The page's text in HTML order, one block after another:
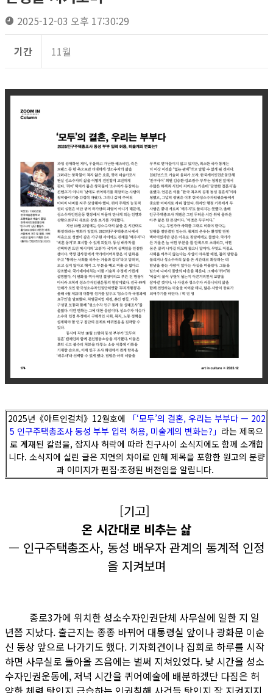
2025-12-03 오후 17:30:29
기간 11월
2025년《아트인컬처》12월호에
「‘모두’의 결혼, 우리는 부부다 — 202
5 인구주택총조사 동성 부부 입력 허용, 미술계의 변화는?」 라는 제목으
로 게재된 칼럼을, 잡지사 허락에 따라 친구사이 소식지에도 함께 소개합
니다. 소식지에 실린 글은 지면의 차이로 인해 제목을 포함한 원고의 분량
과 이미지가 편집·조정된 버전임을 알립니다.
[기고]
온 시간대로 비추는 삶
— 인구주택총조사, 동성 배우자 관계의 통계적 인정
을 지켜보며
종로3가에 위치한 성소수자인권단체 사무실에 일한 지 일
년쯤 지났다. 출근지는 종종 바뀌어 대통령실 앞이나 광화문 이순
신 동상 앞으로 나가기도 했다. 기자회견이나 집회로 하루를 시작
하면 사무실로 돌아올 즈음에는 벌써 지쳐있었다. 낮 시간을 성소
수자인권운동에, 저녁 시간을 퀴어예술에 배분하겠단 다짐은 허